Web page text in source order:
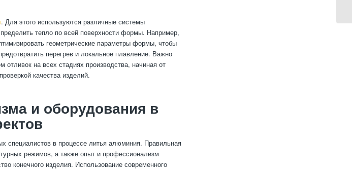
. Для этого используются различные системы
тепло по всей поверхности формы. Например,
геометрические параметры формы, чтобы
перегрев и локальное плавление. Важно
отливок на всех стадиях производства, начиная от
качества изделий.
и оборудования в
специалистов в процессе литья алюминия. Правильная
режимов, а также опыт и профессионализм
конечного изделия. Использование современного